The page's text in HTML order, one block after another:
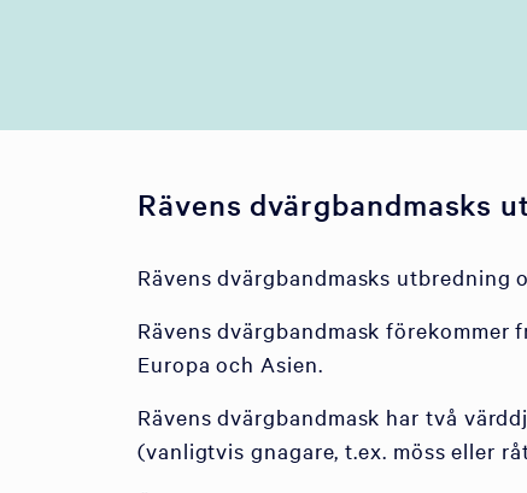
Rävens dvärgbandmasks
Rävens dvärgbandmasks utbredning
Rävens dvärgbandmask
Europa och Asien.
Rävens dvärgbandmask har två
(vanligtvis gnagare, t.ex. möss eller